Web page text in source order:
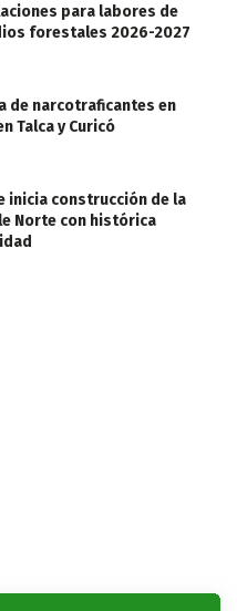
para labores de
forestales 2026-2027
de narcotraficantes en
Talca y Curicó
inicia construcción de la
Norte con histórica